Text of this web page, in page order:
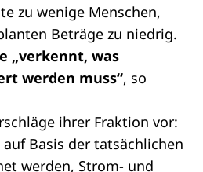
zu wenige Menschen,
Beträge zu niedrig.
„verkennt, was
werden muss“, so
ihrer Fraktion vor:
Basis der tatsächlichen
werden, Strom- und